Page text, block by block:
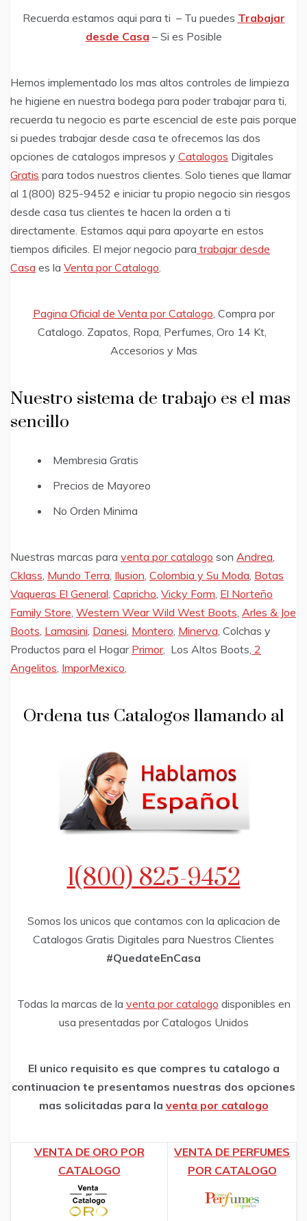
Recuerda estamos aqui para ti – Tu puedes Trabajar
desde Casa – Si es Posible
Hemos implementado los mas altos controles de limpieza
he higiene en nuestra bodega para poder trabajar para ti,
recuerda tu negocio es parte escencial de este pais porque
si puedes trabajar desde casa te ofrecemos las dos
opciones de catalogos impresos y Catalogos Digitales
Gratis para todos nuestros clientes. Solo tienes que llamar
al 1(800) 825-9452 e iniciar tu propio negocio sin riesgos
desde casa tus clientes te hacen la orden a ti
directamente. Estamos aqui para apoyarte en estos
tiempos dificiles. El mejor negocio para trabajar desde
Casa es la Venta por Catalogo.
Pagina Oficial de Venta por Catalogo, Compra por
Catalogo. Zapatos, Ropa, Perfumes, Oro 14 Kt,
Accesorios y Mas
Nuestro sistema de trabajo es el mas
sencillo
Membresia Gratis
Precios de Mayoreo
No Orden Minima
Nuestras marcas para venta por catalogo son Andrea,
Cklass, Mundo Terra, Ilusion, Colombia y Su Moda, Botas
Vaqueras El General, Capricho, Vicky Form, El Norteño
Family Store, Western Wear Wild West Boots, Arles & Joe
Boots, Lamasini, Danesi, Montero, Minerva, Colchas y
Productos para el Hogar Primor, Los Altos Boots, 2
Angelitos, ImporMexico,
Ordena tus Catalogos llamando al
1(800) 825-9452
Somos los unicos que contamos con la aplicacion de
Catalogos Gratis Digitales para Nuestros Clientes
#QuedateEnCasa
Todas la marcas de la venta por catalogo disponibles en
usa presentadas por Catalogos Unidos
El unico requisito es que compres tu catalogo a
continuacion te presentamos nuestras dos opciones
mas solicitadas para la venta por catalogo
VENTA DE ORO POR
CATALOGO
VENTA DE PERFUMES
POR CATALOGO